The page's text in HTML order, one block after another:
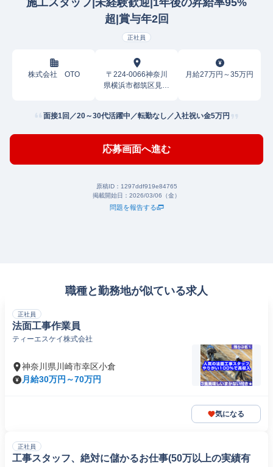
施工スタッフ|未経験歓迎|1年後の昇給率95%
超|賞与年2回
正社員
株式会社 OTO
〒224-0066神奈川
県横浜市都筑区見花
月給27万円～35万円
面接1回／20～30代活躍中／転勤なし／入社祝い金5万円
応募画面へ進む
原稿ID： 1297ddf919e84765
掲載開始日： 2026/03/06（金）
問題を報告する
職種と勤務地が似ている求人
正社員
法面工事作業員
ティーエスケイ株式会社
神奈川県川崎市幸区小倉
月給30万円～70万円
気になる
正社員
工事スタッフ、絶対に儲かるお仕事(50万以上の実績有